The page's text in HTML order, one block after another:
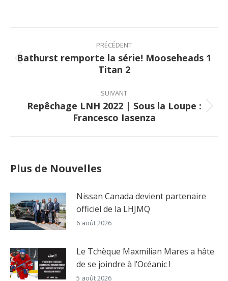
Post
navigation
PRÉCÉDENT
Previous
post:
Bathurst remporte la série! Mooseheads 1
Titan 2
SUIVANT
Next
post:
Repêchage LNH 2022 | Sous la Loupe :
Francesco Iasenza
Plus de Nouvelles
Nissan Canada devient partenaire
officiel de la LHJMQ
6 août 2026
Le Tchèque Maxmilian Mares a hâte
de se joindre à l’Océanic !
5 août 2026